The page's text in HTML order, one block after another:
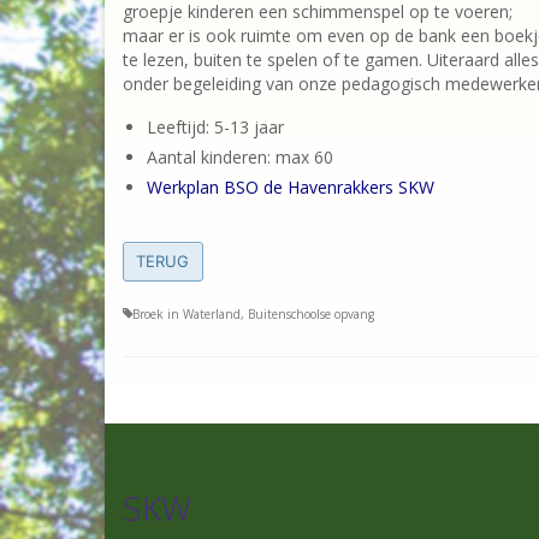
groepje kinderen een schimmenspel op te voeren;
maar er is ook ruimte om even op de bank een
te lezen, buiten te spelen of te gamen. Uiteraard alles
onder begeleiding van onze pedagogisch
Leeftijd: 5-13 jaar
Aantal kinderen: max 60
Werkplan BSO de Havenrakkers SKW
TERUG
Broek in Waterland, Buitenschoolse opvang
SKW